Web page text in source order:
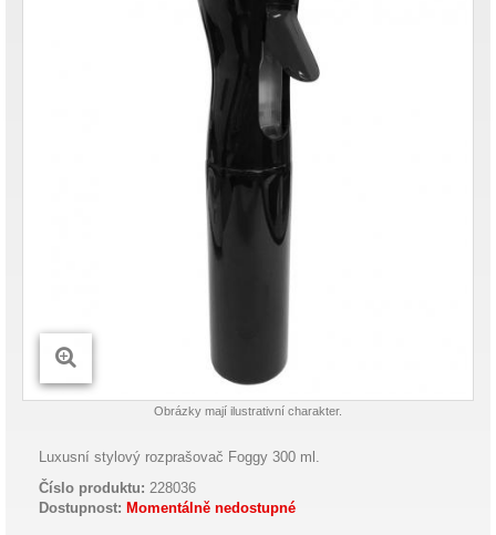
Obrázky mají ilustrativní charakter.
Luxusní stylový rozprašovač Foggy 300 ml.
Číslo produktu: 228036
Dostupnost: Momentálně nedostupné